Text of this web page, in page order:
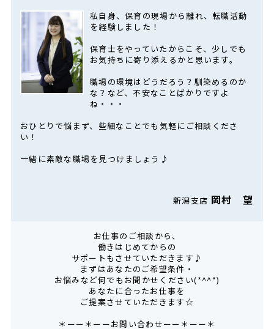
私自身、保育の現場から離れ、転職活動
を経験しました！
保育士をやっていたからこそ、少しでも
お気持ちに寄り添えるかと思います。
職場の環境はどうだろう？馴染めるのか
な？など、不安なことばかりですよ
ね・・・
おひとりで悩まず、些細なことでも気軽にご相談くださ
い！
一緒に素敵な職場を見つけましょう♪
新潟支店 岡村 望
お仕事のご相談から、
働きはじめてからの
サポートもさせていただきます♪
まずはあなたのご希望条件・
お悩みなど何でもお聞かせください(*^^*)
あなたに合ったお仕事を
ご提案させていただきます☆
＊ーー＊ーーお問い合わせーー＊ーー＊